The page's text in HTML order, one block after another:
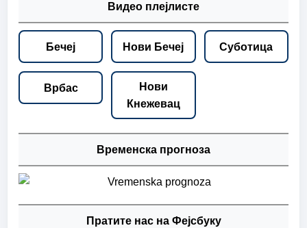
Видео плејлисте
Бечеј Нови Бечеј Суботица
Врбас
Нови
Кнежевац
Временска прогноза
Пратите нас на Фејсбуку